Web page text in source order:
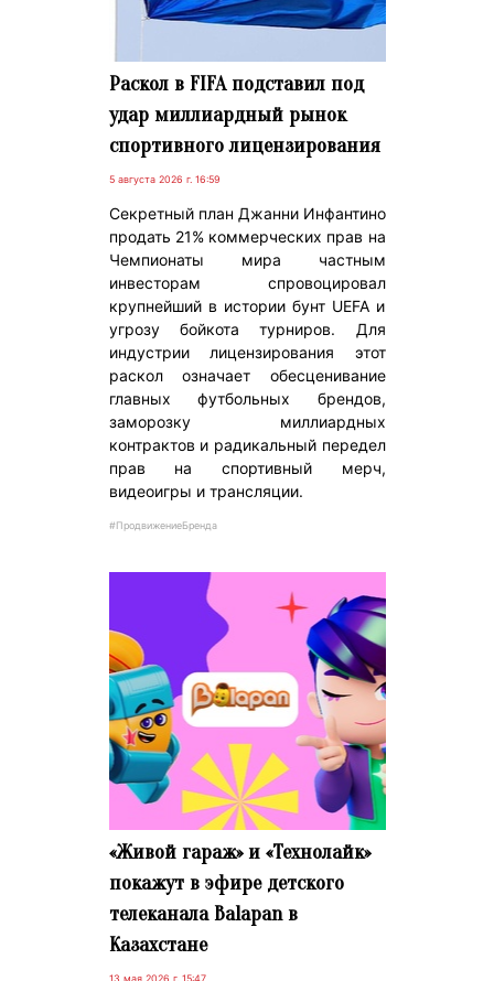
Раскол в FIFA подставил под
удар миллиардный рынок
спортивного лицензирования
5 августа 2026 г. 16:59
Секретный план Джанни Инфантино
продать 21% коммерческих прав на
Чемпионаты мира частным
инвесторам спровоцировал
крупнейший в истории бунт UEFA и
угрозу бойкота турниров. Для
индустрии лицензирования этот
раскол означает обесценивание
главных футбольных брендов,
заморозку миллиардных
контрактов и радикальный передел
прав на спортивный мерч,
видеоигры и трансляции.
#ПродвижениеБренда
«Живой гараж» и «Технолайк»
покажут в эфире детского
телеканала Balapan в
Казахстане
13 мая 2026 г. 15:47